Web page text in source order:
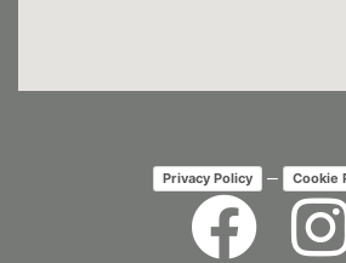
Privacy Policy – Cookie